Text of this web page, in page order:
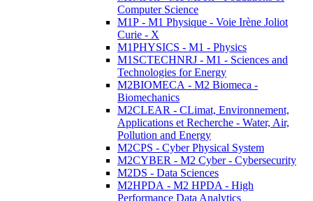
Computer Science
M1P - M1 Physique - Voie Irène Joliot
Curie - X
M1PHYSICS - M1 - Physics
M1SCTECHNRJ - M1 - Sciences and
Technologies for Energy
M2BIOMECA - M2 Biomeca -
Biomechanics
M2CLEAR - CLimat, Environnement,
Applications et Recherche - Water, Air,
Pollution and Energy
M2CPS - Cyber Physical System
M2CYBER - M2 Cyber - Cybersecurity
M2DS - Data Sciences
M2HPDA - M2 HPDA - High
Performance Data Analytics